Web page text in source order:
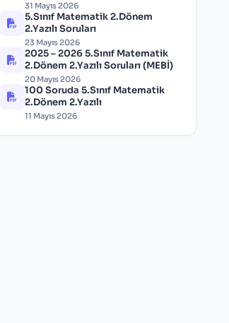
31 Mayıs 2026
5.Sınıf Matematik 2.Dönem
2.Yazılı Soruları
23 Mayıs 2026
2025 – 2026 5.Sınıf Matematik
2.Dönem 2.Yazılı Soruları (MEBİ)
20 Mayıs 2026
100 Soruda 5.Sınıf Matematik
2.Dönem 2.Yazılı
11 Mayıs 2026